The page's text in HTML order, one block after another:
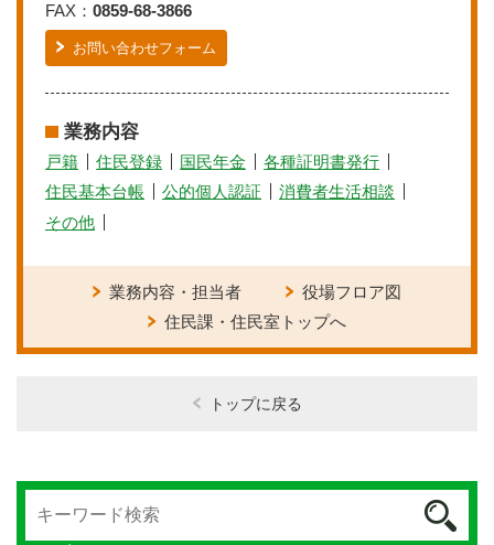
FAX： 0859-68-3866
お問い合わせフォーム
業務内容
戸籍 住民登録 国民年金
各種証明書発行
住民基本台帳
公的個人認証
消費者生活相談
その他
業務内容・担当者
役場フロア図
住民課・住民室トップへ
トップに戻る